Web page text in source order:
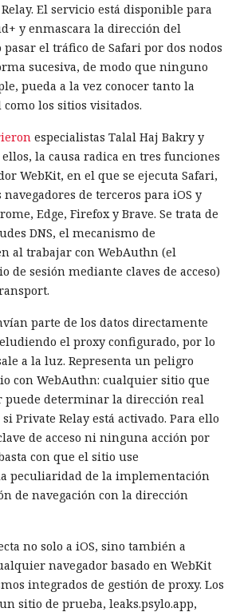
El servicio está disponible para
y enmascara la dirección del
el tráfico de Safari por dos nodos
sucesiva, de modo que ninguno
pueda a la vez conocer tanto la
los sitios visitados.
especialistas Talal Haj Bakry y
la causa radica en tres funciones
WebKit, en el que se ejecuta Safari,
de terceros para iOS y
Edge, Firefox y Brave. Se trata de
DNS, el mecanismo de
al trabajar con WebAuthn (el
de sesión mediante claves de acceso)
parte de los datos directamente
el proxy configurado, por lo
a la luz. Representa un peligro
con WebAuthn: cualquier sitio que
puede determinar la dirección real
Private Relay está activado. Para ello
de acceso ni ninguna acción por
con que el sitio use
peculiaridad de la implementación
de navegación con la dirección
no solo a iOS, sino también a
navegador basado en WebKit
integrados de gestión de proxy. Los
sitio de prueba, leaks.psylo.app,